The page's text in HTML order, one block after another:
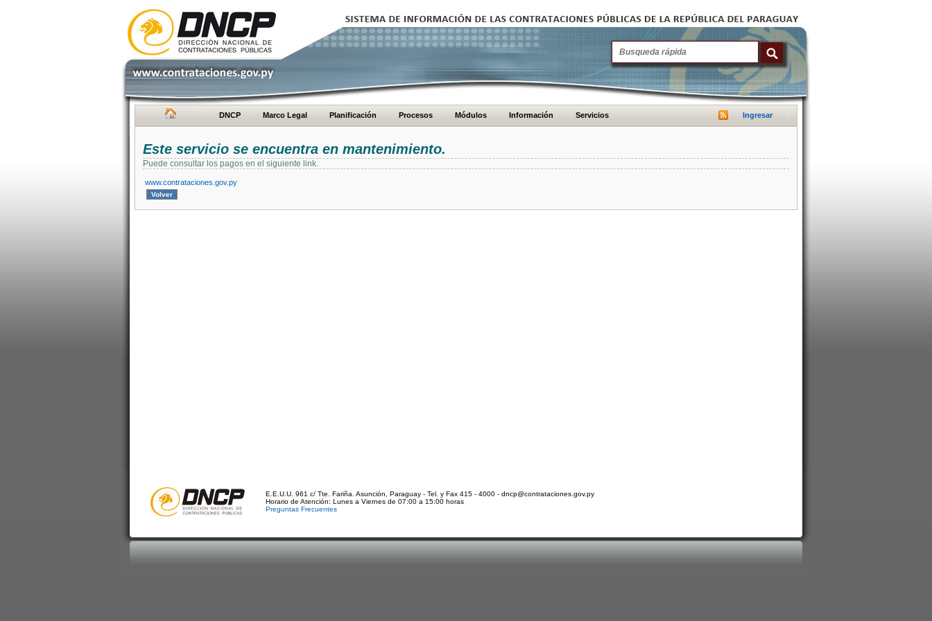
DNCP Marco Legal Planificación Procesos Módulos Información Servicios Ingresar
Este servicio se encuentra en mantenimiento.
Puede consultar los pagos en el siguiente link.
www.contrataciones.gov.py
E.E.U.U. 961 c/ Tte. Fariña. Asunción, Paraguay - Tel. y Fax 415 - 4000 - dncp@contrataciones.gov.py
Horario de Atención: Lunes a Viernes de 07:00 a 15:00 horas
Preguntas Frecuentes